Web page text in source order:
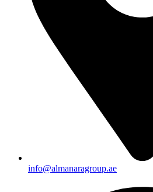
info@almanaragroup.ae